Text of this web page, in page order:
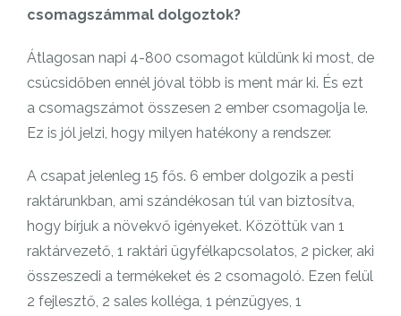
csomagszámmal dolgoztok?
Átlagosan napi 4-800 csomagot küldünk ki most, de
csúcsidőben ennél jóval több is ment már ki. És ezt
a csomagszámot összesen 2 ember csomagolja le.
Ez is jól jelzi, hogy milyen hatékony a rendszer.
A csapat jelenleg 15 fős. 6 ember dolgozik a pesti
raktárunkban, ami szándékosan túl van biztosítva,
hogy bírjuk a növekvő igényeket. Közöttük van 1
raktárvezető, 1 raktári ügyfélkapcsolatos, 2 picker, aki
összeszedi a termékeket és 2 csomagoló. Ezen felül
2 fejlesztő, 2 sales kolléga, 1 pénzügyes, 1